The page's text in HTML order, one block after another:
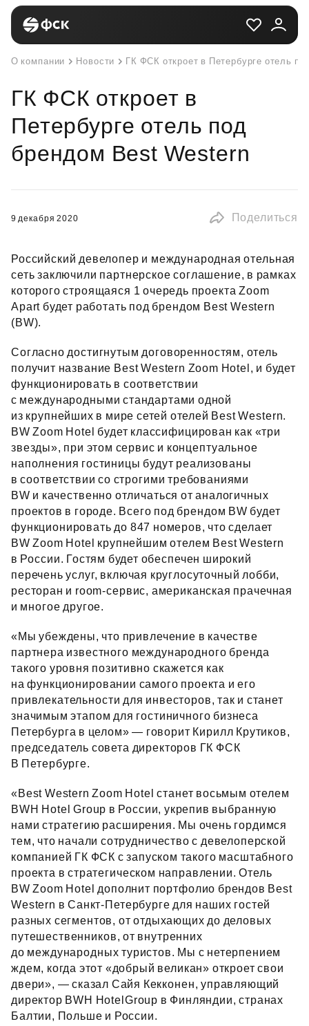
О компании Новости ГК ФСК откроет в Петербурге отель
ГК ФСК откроет в
Петербурге отель под
брендом Best Western
9 декабря 2020 Поделиться
Российский девелопер и международная отельная
сеть заключили партнерское соглашение, в рамках
которого строящаяся 1 очередь проекта Zoom
Apart будет работать под брендом Best Western
(BW).
Согласно достигнутым договоренностям, отель
получит название Best Western Zoom Hotel, и будет
функционировать в соответствии
с международными стандартами одной
из крупнейших в мире сетей отелей Best Western.
BW Zoom Hotel будет классифицирован как «три
звезды», при этом сервис и концептуальное
наполнения гостиницы будут реализованы
в соответствии со строгими требованиями
BW и качественно отличаться от аналогичных
проектов в городе. Всего под брендом BW будет
функционировать до 847 номеров, что сделает
BW Zoom Hotel крупнейшим отелем Best Western
в России. Гостям будет обеспечен широкий
перечень услуг, включая круглосуточный лобби,
ресторан и room‑сервис, американская прачечная
и многое другое.
«Мы убеждены, что привлечение в качестве
партнера известного международного бренда
такого уровня позитивно скажется как
на функционировании самого проекта и его
привлекательности для инвесторов, так и станет
значимым этапом для гостиничного бизнеса
Петербурга в целом» — говорит Кирилл Крутиков,
председатель совета директоров ГК ФСК
В Петербурге.
«Best Western Zoom Hotel станет восьмым отелем
BWH Hotel Group в России, укрепив выбранную
нами стратегию расширения. Мы очень гордимся
тем, что начали сотрудничество с девелоперской
компанией ГК ФСК с запуском такого масштабного
проекта в стратегическом направлении. Отель
BW Zoom Hotel дополнит портфолио брендов Best
Western в Санкт‑Петербурге для наших гостей
разных сегментов, от отдыхающих до деловых
путешественников, от внутренних
до международных туристов. Мы с нетерпением
ждем, когда этот «добрый великан» откроет свои
двери», — сказал Сайя Кекконен, управляющий
директор BWH HotelGroup в Финляндии, странах
Балтии, Польше и России.